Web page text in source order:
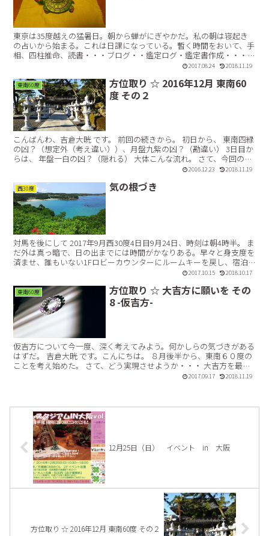
東京は35度越えの猛暑日。朝から蝉がにぎやかだ。私の朝は寝起き
の占いから始まる。これは日課になっている。暫く時間をおいて、手
相、四柱推命、読書・・・ブログ・・鑑定ログ・鑑定書作成・・・そ
の他庶務もろもろ、時間が足りない。我ながらよく続くと思...【続き
2017.08.24 2018.11.19
東南60度
方位取り ☆ 2016年12月 東南60
度 その２
こんばんわ、吉倉大晄 です。 前回の続きから。 初日から、 東南四緑
の凶？（想定外（考え違い））、月盤九紫の凶？（勘違い） 3日目か
らは、 年盤一白の凶？（隠れる） 大体こんな流れ。 さて、今回の日
程は、 鴨川➡御宿(小湊)➡いすみ という...【続きを読む】
2016.12.23 2018.11.19
西30度 気の根づき
対馬を後にして 2017年9月西30度4日目9月24日、時刻は朝4時半。 ま
だ外は真っ暗で、日の出までには時間がかなりある。早々と身支度を
済ませ、誰もいない1Fロビーカウンターにルームキーを戻し、宿泊
先を静かに後にした。 上空を見上げれば、...【続きを読む】
2017.10.15 2018.10.17
東南60度
方位取り ☆ 大吉方に願いを その
8 -仮吉方-
仮吉方について今一度、深く考えてみよう。何かしらの気づきがある
はずだ。 吉倉大晄 です。こんにちは。 ８月後半から、東南６０度の
ことを考え始めた。 さて、どう実現させようか・・・ 大吉方を最大
限有効に使うには めったにない大吉方を最大限有効...【続きを読む】
2017.09.17 2018.11.19
12月25日（日） イベント in 大阪
方位取り ☆ 2016年12月 東南60度 その２